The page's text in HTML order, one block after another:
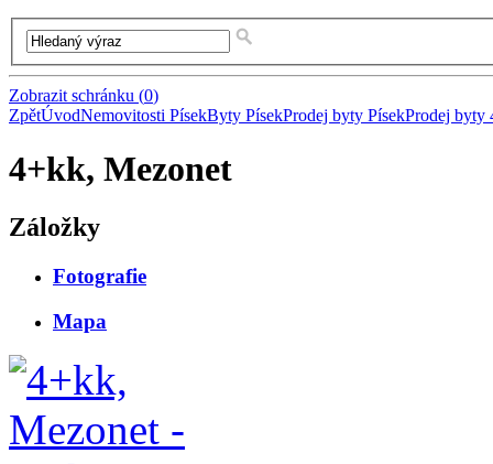
Zobrazit schránku (0)
ZpětÚvodNemovitosti PísekByty PísekProdej byty PísekProdej byty
4+kk, Mezonet
Záložky
Fotografie
Mapa